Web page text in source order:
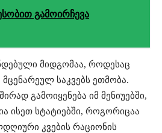
გამოირჩევა
მიდგომაა, როდესაც
საკვებს ეთმობა.
გამოიყენება იმ მენიუებში,
ისეთ სტატიებში, როგორიცაა
კვების რაციონის